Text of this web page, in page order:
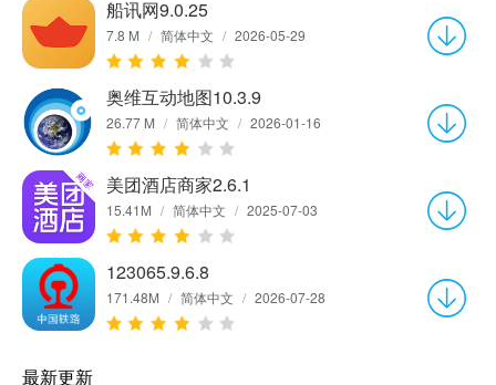
船讯网9.0.25
7.8 M / 简体中文 / 2026-05-29
奥维互动地图10.3.9
26.77 M / 简体中文 / 2026-01-16
美团酒店商家2.6.1
15.41M / 简体中文 / 2025-07-03
123065.9.6.8
171.48M / 简体中文 / 2026-07-28
最新更新